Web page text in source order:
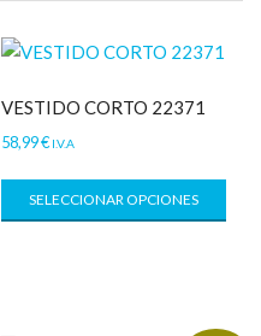
VESTIDO CORTO 22371
58,99€ I.V.A
SELECCIONAR OPCIONES